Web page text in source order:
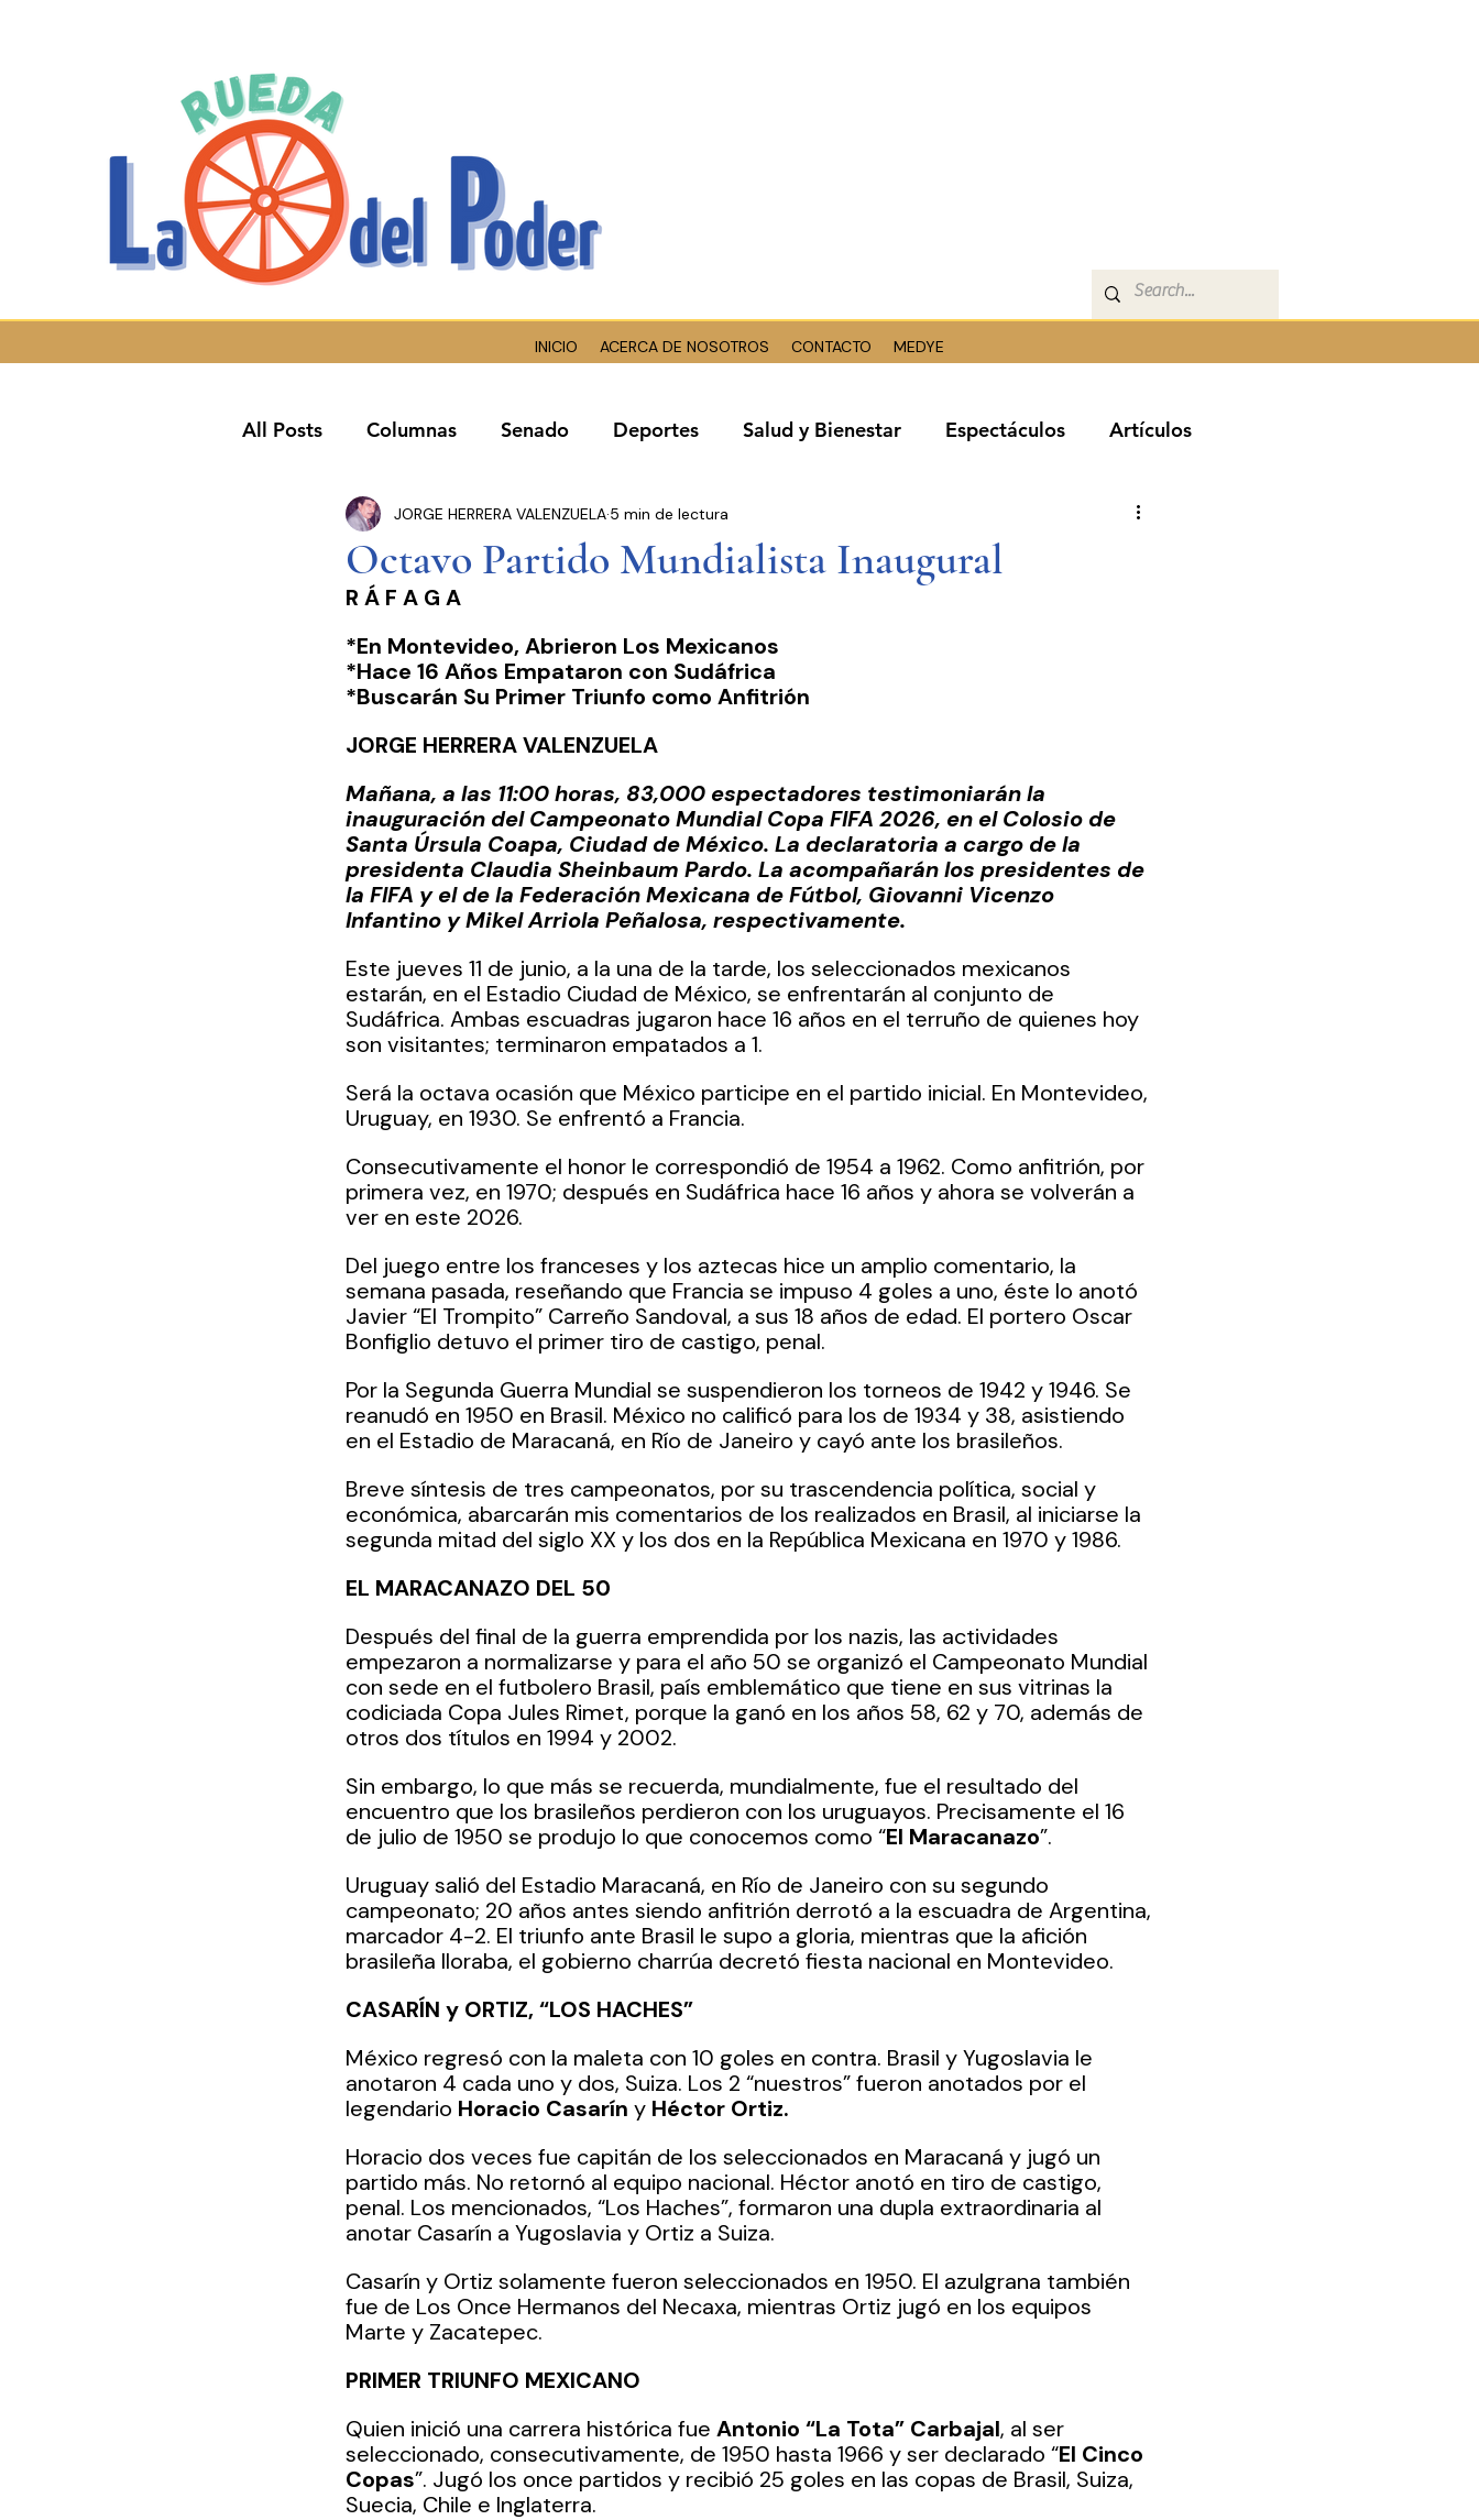
INICIO ACERCA DE NOSOTROS CONTACTO MEDYE
All Posts Columnas Senado Deportes Salud y Bienestar Espectáculos Artículos
Congreso Cdmx Presidencia Entrevistas
Seguridad Pública
Estados y Municipios Partidos Políticos Poder Judicial
Octavo Partido Mundialista Inaugural
JORGE HERRERA VALENZUELA 5 min de lectura
R Á F A G A
*En Montevideo, Abrieron Los Mexicanos
*Hace 16 Años Empataron con Sudáfrica
*Buscarán Su Primer Triunfo como Anfitrión
JORGE HERRERA VALENZUELA
Mañana, a las 11:00 horas, 83,000 espectadores testimoniarán la
inauguración del Campeonato Mundial Copa FIFA 2026, en el Colosio de
Santa Úrsula Coapa, Ciudad de México. La declaratoria a cargo de la
presidenta Claudia Sheinbaum Pardo. La acompañarán los presidentes de
la FIFA y el de la Federación Mexicana de Fútbol, Giovanni Vicenzo
Infantino y Mikel Arriola Peñalosa, respectivamente.
Este jueves 11 de junio, a la una de la tarde, los seleccionados mexicanos
estarán, en el Estadio Ciudad de México, se enfrentarán al conjunto de
Sudáfrica. Ambas escuadras jugaron hace 16 años en el terruño de quienes hoy
son visitantes; terminaron empatados a 1.
Será la octava ocasión que México participe en el partido inicial. En Montevideo,
Uruguay, en 1930. Se enfrentó a Francia.
Consecutivamente el honor le correspondió de 1954 a 1962. Como anfitrión, por
primera vez, en 1970; después en Sudáfrica hace 16 años y ahora se volverán a
ver en este 2026.
Del juego entre los franceses y los aztecas hice un amplio comentario, la
semana pasada, reseñando que Francia se impuso 4 goles a uno, éste lo anotó
Javier “El Trompito” Carreño Sandoval, a sus 18 años de edad. El portero Oscar
Bonfiglio detuvo el primer tiro de castigo, penal.
Por la Segunda Guerra Mundial se suspendieron los torneos de 1942 y 1946. Se
reanudó en 1950 en Brasil. México no calificó para los de 1934 y 38, asistiendo
en el Estadio de Maracaná, en Río de Janeiro y cayó ante los brasileños.
Breve síntesis de tres campeonatos, por su trascendencia política, social y
económica, abarcarán mis comentarios de los realizados en Brasil, al iniciarse la
segunda mitad del siglo XX y los dos en la República Mexicana en 1970 y 1986.
EL MARACANAZO DEL 50
Después del final de la guerra emprendida por los nazis, las actividades
empezaron a normalizarse y para el año 50 se organizó el Campeonato Mundial
con sede en el futbolero Brasil, país emblemático que tiene en sus vitrinas la
codiciada Copa Jules Rimet, porque la ganó en los años 58, 62 y 70, además de
otros dos títulos en 1994 y 2002.
Sin embargo, lo que más se recuerda, mundialmente, fue el resultado del
encuentro que los brasileños perdieron con los uruguayos. Precisamente el 16
de julio de 1950 se produjo lo que conocemos como “El Maracanazo”.
Uruguay salió del Estadio Maracaná, en Río de Janeiro con su segundo
campeonato; 20 años antes siendo anfitrión derrotó a la escuadra de Argentina,
marcador 4-2. El triunfo ante Brasil le supo a gloria, mientras que la afición
brasileña lloraba, el gobierno charrúa decretó fiesta nacional en Montevideo.
CASARÍN y ORTIZ, “LOS HACHES”
México regresó con la maleta con 10 goles en contra. Brasil y Yugoslavia le
anotaron 4 cada uno y dos, Suiza. Los 2 “nuestros” fueron anotados por el
legendario Horacio Casarín y Héctor Ortiz.
Horacio dos veces fue capitán de los seleccionados en Maracaná y jugó un
partido más. No retornó al equipo nacional. Héctor anotó en tiro de castigo,
penal. Los mencionados, “Los Haches”, formaron una dupla extraordinaria al
anotar Casarín a Yugoslavia y Ortiz a Suiza.
Casarín y Ortiz solamente fueron seleccionados en 1950. El azulgrana también
fue de Los Once Hermanos del Necaxa, mientras Ortiz jugó en los equipos
Marte y Zacatepec.
PRIMER TRIUNFO MEXICANO
Quien inició una carrera histórica fue Antonio “La Tota” Carbajal, al ser
seleccionado, consecutivamente, de 1950 hasta 1966 y ser declarado “El Cinco
Copas”. Jugó los once partidos y recibió 25 goles en las copas de Brasil, Suiza,
Suecia, Chile e Inglaterra.